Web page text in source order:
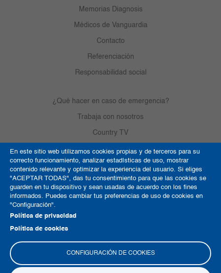
En este sitio web utilizamos cookies propias y de terceros para su
correcto funcionamiento, analizar estadísticas de uso, mostrar
contenido relevante y optimizar la experiencia del usuario. Si eliges
"ACEPTAR TODAS", das tu consentimiento para que las cookies se
guarden en tu dispositivo y sean usadas de acuerdo con los fines
informados. Puedes cambiar tus preferencias de uso de cookies en
"Configuración".
Política de privacidad
Política de cookies
CONFIGURACIÓN DE COOKIES
Memorias Diagnosis
Médicos de Vanguardia
Contacto
Referenciación
Responsabilidad social
¿Qué hacer en caso de emergencia?
Trabaja con nosotros
Country TV
Política de Cookies
Términos y condiciones
Derechos de autor